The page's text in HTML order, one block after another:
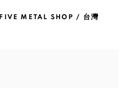
FIVE METAL SHOP / 台灣